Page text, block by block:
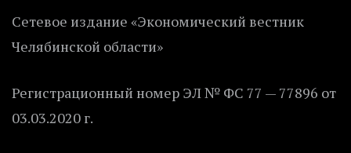
Сетевое издание «Экономический вестник
Челябинской области»
Регистрационный номер ЭЛ № ФС 77 — 77896 от
03.03.2020 г.